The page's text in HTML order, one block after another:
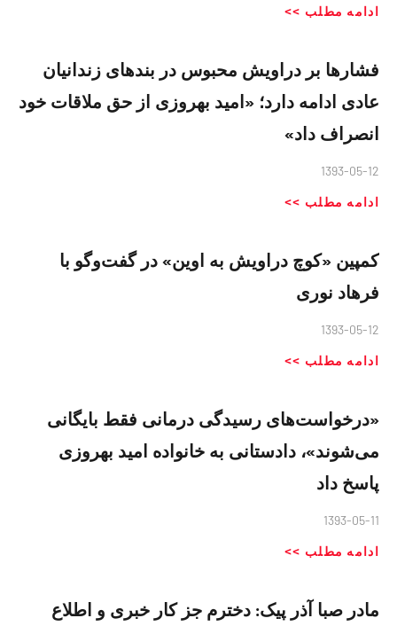
ادامه مطلب >>
فشار‌ها بر دراویش محبوس در بندهای زندانیان
عادی ادامه دارد؛ «امید بهروزی از حق ملاقات خود
انصراف داد»
1393-05-12
ادامه مطلب >>
کمپین «کوچ دراویش به اوین» در گفت‌و‌گو با
فرهاد نوری
1393-05-12
ادامه مطلب >>
«درخواست‌های رسیدگی‌ درمانی فقط بایگانی
می‌شوند»، دادستانی به خانواده امید بهروزی
پاسخ داد
1393-05-11
ادامه مطلب >>
مادر صبا آذر پیک: دخترم جز کار خبری و اطلاع